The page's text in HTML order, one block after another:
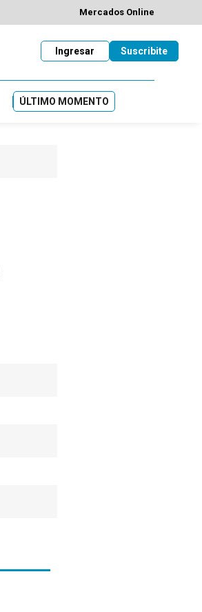
Mercados Online
Suscribite
Ingresar
ÚLTIMO MOMENTO